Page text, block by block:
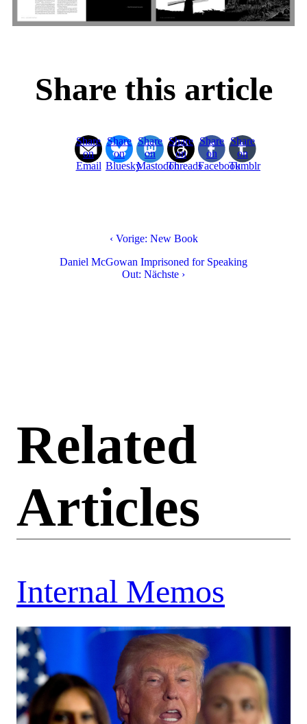
Share this article
Share
on
Email
Share
on
Bluesky
Share
on
Mastodon
Share
on
Threads
Share
on
Facebook
Share
on
Tumblr
‹ Vorige: New Book
Daniel McGowan Imprisoned for Speaking
Out: Nächste ›
Related
Articles
Internal Memos